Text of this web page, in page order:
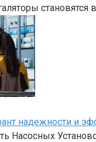
надежности и
Насосных